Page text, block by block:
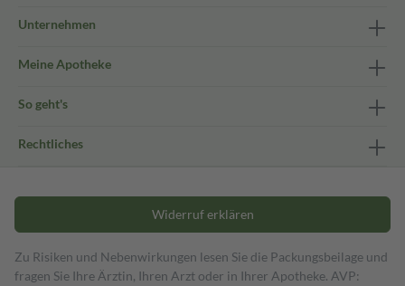
Unternehmen
Meine Apotheke
So geht's
Rechtliches
Widerruf erklären
Zu Risiken und Nebenwirkungen lesen Sie die Packungsbeilage und
fragen Sie Ihre Ärztin, Ihren Arzt oder in Ihrer Apotheke. AVP: